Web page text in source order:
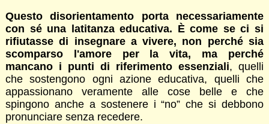
Questo disorientamento porta necessariamente
con sé una latitanza educativa. È come se ci si
rifiutasse di insegnare a vivere, non perché sia
scomparso l'amore per la vita, ma perché
mancano i punti di riferimento essenziali, quelli
che sostengono ogni azione educativa, quelli che
appassionano veramente alle cose belle e che
spingono anche a sostenere i “no” che si debbono
pronunciare senza recedere.